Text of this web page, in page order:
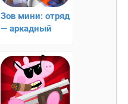
Зов мини: отряд
— аркадный